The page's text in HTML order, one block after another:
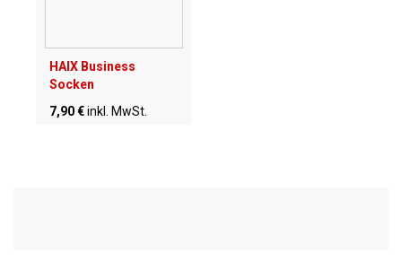
HAIX Business
Socken
7,90 €inkl. MwSt.